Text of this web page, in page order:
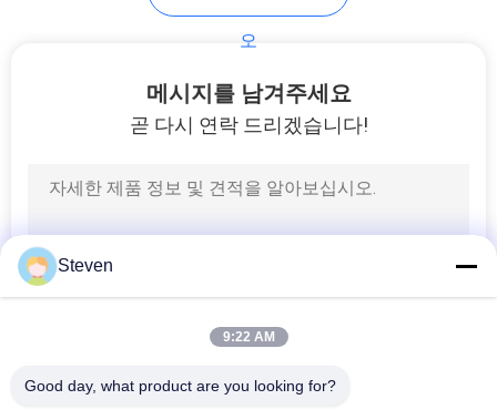
오
메시지를 남겨주세요
곧 다시 연락 드리겠습니다!
Steven
9:22 AM
Good day, what product are you looking for?